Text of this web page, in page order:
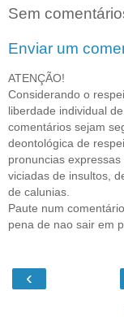
Sem
Enviar um
ATENÇÃO!
Considerando o
liberdade individual
comentários sejam
deontológica de
pronuncias
viciadas de insultos,
de calunias.
Paute num
pena de nao sair em
‹